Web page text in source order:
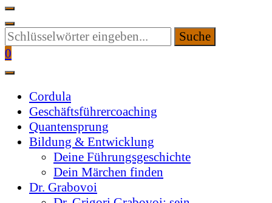
Suchen
Sie
etwas?
0
Cordula
Geschäftsführercoaching
Quantensprung
Bildung & Entwicklung
Deine Führungsgeschichte
Dein Märchen finden
Dr. Grabovoi